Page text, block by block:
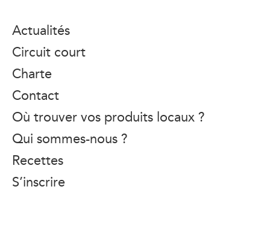
Actualités
Circuit court
Charte
Contact
Où trouver vos produits locaux ?
Qui sommes-nous ?
Recettes
S’inscrire